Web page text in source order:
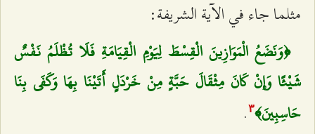
مثلما جاء في الآية الشريفة:
﴿وَنَضَعُ الْمَوَازِينَ الْقِسْطَ لِيَوْمِ الْقِيَامَةِ فَلَا تُظْلَمُ نَفْسٌ
شَيْئًا وَإِنْ كَانَ مِثْقَالَ حَبَّةٍ مِنْ خَرْدَلٍ أَتَيْنَا بِهَا وَكَفَى بِنَا
حَاسِبِينَ﴾٣.